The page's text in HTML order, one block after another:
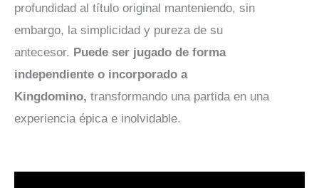
profundidad al título original manteniendo, sin
embargo, la simplicidad y pureza de su
antecesor. Puede ser jugado de forma
independiente o incorporado a
Kingdomino, transformando una partida en una
experiencia épica e inolvidable.